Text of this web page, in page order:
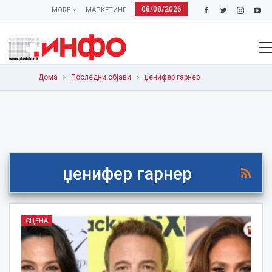
08/08/2026
МАРКЕТИНГ
MORE
Дома Последни објави џенифер гарнер
џенифер гарнер
СЦЕНА